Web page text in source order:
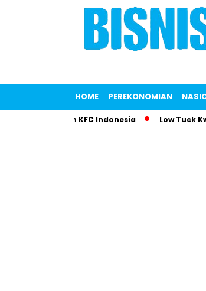
HOME PEREKONOMIAN
KFC Indonesia Low Tuck Kwong